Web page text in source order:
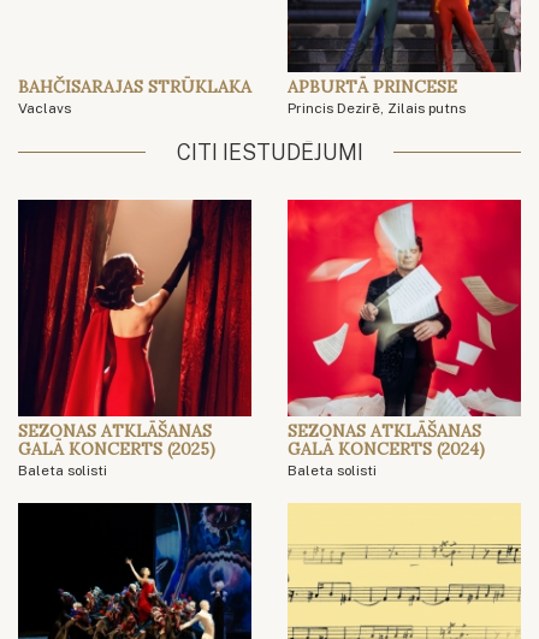
BAHČISARAJAS STRŪKLAKA
Vaclavs
APBURTĀ PRINCESE
Princis Dezirē, Zilais putns
CITI IESTUDĒJUMI
SEZONAS ATKLĀŠANAS
GALĀ KONCERTS (2025)
Baleta solisti
SEZONAS ATKLĀŠANAS
GALĀ KONCERTS (2024)
Baleta solisti